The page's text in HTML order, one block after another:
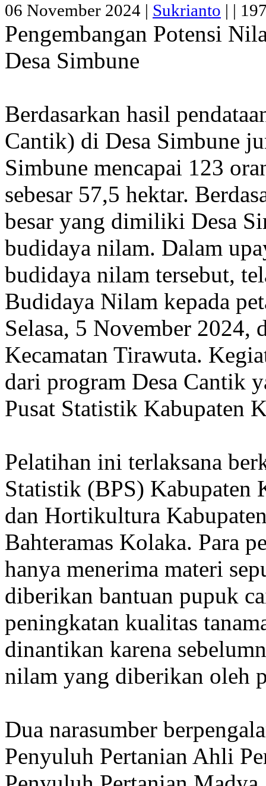
06 November 2024 | Sukrianto | |
Pengembangan Potensi
Desa Simbune
Berdasarkan hasil
Cantik) di Desa Simbune
Simbune mencapai 123
sebesar 57,5 hektar.
besar yang dimiliki Desa
budidaya nilam. Dalam
budidaya nilam tersebut,
Budidaya Nilam kepada
Selasa, 5 November 2024,
Kecamatan Tirawuta.
dari program Desa Cantik
Pusat Statistik Kabupaten
Pelatihan ini terlaksana
Statistik (BPS) Kabupaten
dan Hortikultura
Bahteramas Kolaka. Para
hanya menerima materi
diberikan bantuan pupuk
peningkatan kualitas
dinantikan karena
nilam yang diberikan oleh
Dua narasumber
Penyuluh Pertanian Ahli